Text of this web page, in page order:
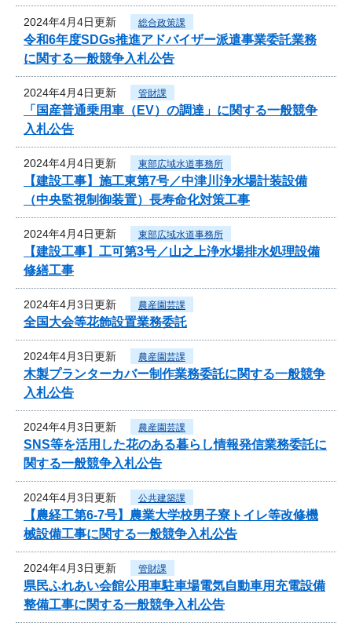
2024年4月4日更新 総合政策課
令和6年度SDGs推進アドバイザー派遣事業委託業務
に関する一般競争入札公告
2024年4月4日更新 管財課
「国産普通乗用車（EV）の調達」に関する一般競争
入札公告
2024年4月4日更新 東部広域水道事務所
【建設工事】施工東第7号／中津川浄水場計装設備
（中央監視制御装置）長寿命化対策工事
2024年4月4日更新 東部広域水道事務所
【建設工事】工可第3号／山之上浄水場排水処理設備
修繕工事
2024年4月3日更新 農産園芸課
全国大会等花飾設置業務委託
2024年4月3日更新 農産園芸課
木製プランターカバー制作業務委託に関する一般競争
入札公告
2024年4月3日更新 農産園芸課
SNS等を活用した花のある暮らし情報発信業務委託に
関する一般競争入札公告
2024年4月3日更新 公共建築課
【農経工第6-7号】農業大学校男子寮トイレ等改修機
械設備工事に関する一般競争入札公告
2024年4月3日更新 管財課
県民ふれあい会館公用車駐車場電気自動車用充電設備
整備工事に関する一般競争入札公告